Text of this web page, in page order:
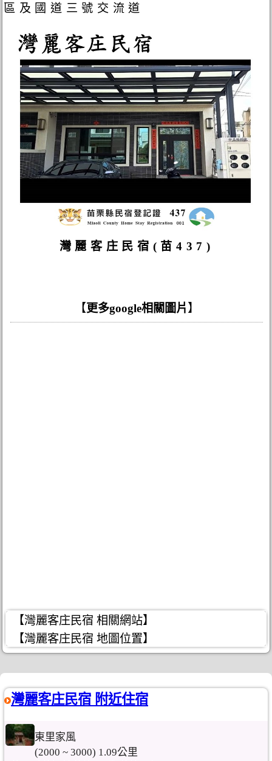
區及國道三號交流道
灣麗客庄民宿(苗437)
【 更多google相關圖片 】
【灣麗客庄民宿 相關網站】
【灣麗客庄民宿 地圖位置】
灣麗客庄民宿 附近住宿
東里家風
(2000 ~ 3000) 1.09公里